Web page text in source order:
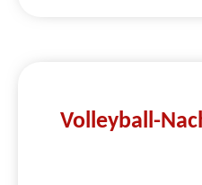
Volleyball-